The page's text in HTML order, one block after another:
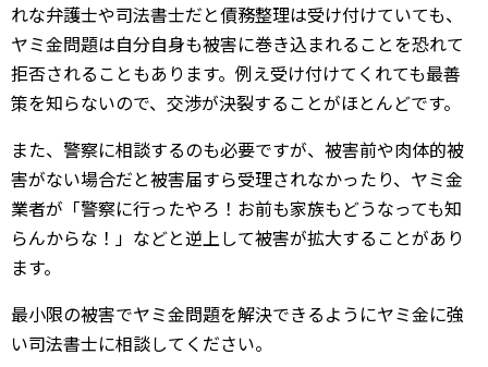
れな弁護士や司法書士だと債務整理は受け付けていても、
ヤミ金問題は自分自身も被害に巻き込まれることを恐れて
拒否されることもあります。例え受け付けてくれても最善
策を知らないので、交渉が決裂することがほとんどです。
また、警察に相談するのも必要ですが、被害前や肉体的被
害がない場合だと被害届すら受理されなかったり、ヤミ金
業者が「警察に行ったやろ！お前も家族もどうなっても知
らんからな！」などと逆上して被害が拡大することがあり
ます。
最小限の被害でヤミ金問題を解決できるようにヤミ金に強
い司法書士に相談してください。